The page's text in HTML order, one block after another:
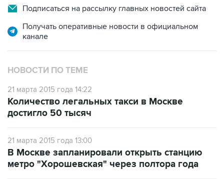
Подписаться на рассылку главных новостей сайта
Получать оперативные новости в официальном
канале
НОВОСТИ ПО ТЕМЕ
21 марта 2015 года 14:22
Количество легальных такси в Москве
достигло 50 тысяч
21 марта 2015 года 13:00
В Москве запланировали открыть станцию
метро "Хорошевская" через полтора года